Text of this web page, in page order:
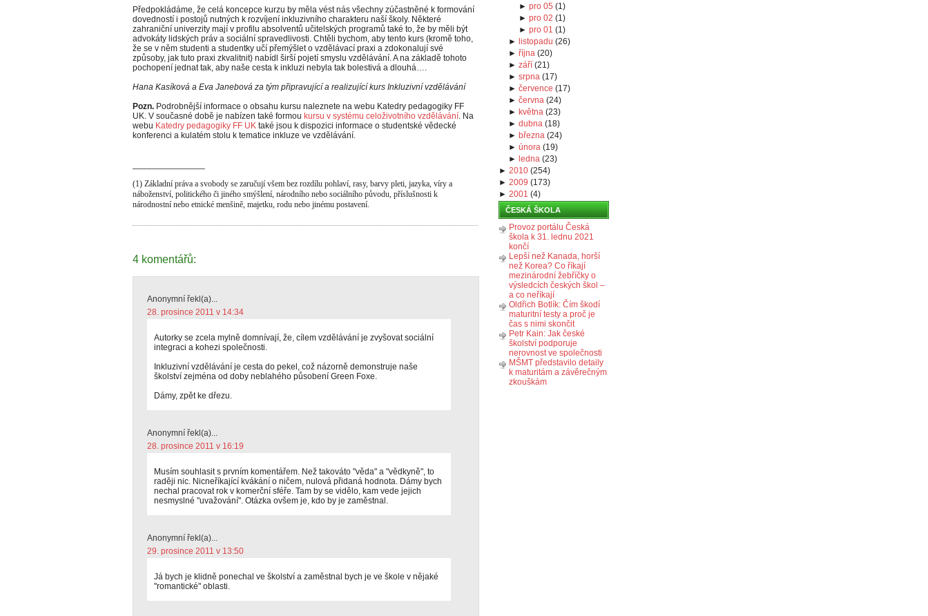
Předpokládáme, že celá koncepce kurzu by měla vést nás všechny zúčastněné k formování
dovedností i postojů nutných k rozvíjení inkluzivního charakteru naší školy. Některé
zahraniční univerzity mají v profilu absolventů učitelských programů také to, že by měli být
advokáty lidských práv a sociální spravedlivosti. Chtěli bychom, aby tento kurs (kromě toho,
že se v něm studenti a studentky učí přemýšlet o vzdělávací praxi a zdokonalují své
způsoby, jak tuto praxi zkvalitnit) nabídl širší pojetí smyslu vzdělávání. A na základě tohoto
pochopení jednat tak, aby naše cesta k inkluzi nebyla tak bolestivá a dlouhá….
Hana Kasíková a Eva Janebová za tým připravující a realizující kurs Inkluzivní vzdělávání
Pozn. Podrobnější informace o obsahu kursu naleznete na webu Katedry pedagogiky FF
UK. V současné době je nabízen také formou kursu v systému celoživotního vzdělávání. Na
webu Katedry pedagogiky FF UK také jsou k dispozici informace o studentské vědecké
konferenci a kulatém stolu k tematice inkluze ve vzdělávání.
(1) Základní práva a svobody se zaručují všem bez rozdílu pohlaví, rasy, barvy pleti, jazyka, víry a
náboženství, politického či jiného smýšlení, národního nebo sociálního původu, příslušnosti k
národnostní nebo etnické menšině, majetku, rodu nebo jinému postavení.
4 komentářů:
Anonymní řekl(a)...
28. prosince 2011 v 14:34
Autorky se zcela mylně domnívají, že, cílem vzdělávání je zvyšovat sociální
integraci a kohezi společnosti.
Inkluzivní vzdělávání je cesta do pekel, což názorně demonstruje naše
školství zejména od doby neblahého působení Green Foxe.
Dámy, zpět ke dřezu.
Anonymní řekl(a)...
28. prosince 2011 v 16:19
Musím souhlasit s prvním komentářem. Než takováto "věda" a "vědkyně", to
raději nic. Nicneříkající kvákání o ničem, nulová přidaná hodnota. Dámy bych
nechal pracovat rok v komerční sféře. Tam by se vidělo, kam vede jejich
nesmyslné "uvažování". Otázka ovšem je, kdo by je zaměstnal.
Anonymní řekl(a)...
29. prosince 2011 v 13:50
Já bych je klidně ponechal ve školství a zaměstnal bych je ve škole v nějaké
"romantické" oblasti.
► pro 05 (1)
► pro 02 (1)
► pro 01 (1)
► listopadu (26)
►října (20)
►září (21)
►srpna (17)
►července (17)
►června (24)
► května (23)
►dubna (18)
► března (24)
►února (19)
► ledna (23)
► 2010 (254)
► 2009 (173)
► 2001 (4)
ČESKÁ ŠKOLA
Provoz portálu Česká
škola k 31. lednu 2021
končí
Lepší než Kanada, horší
než Korea? Co říkají
mezinárodní žebříčky o
výsledcích českých škol –
a co neříkají
Oldřich Botlík: Čím škodí
maturitní testy a proč je
čas s nimi skončit
Petr Kain: Jak české
školství podporuje
nerovnost ve společnosti
MŠMT představilo detaily
k maturitám a závěrečným
zkouškám